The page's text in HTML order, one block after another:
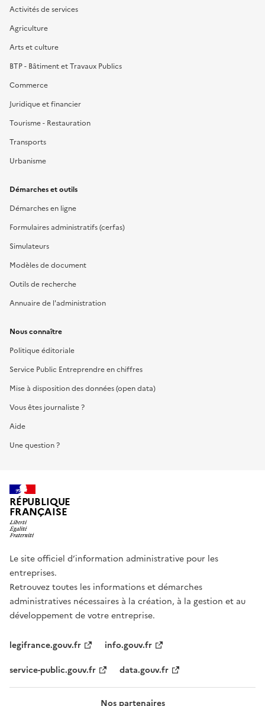
Activités de services
Agriculture
Arts et culture
BTP - Bâtiment et Travaux Publics
Commerce
Juridique et financier
Tourisme - Restauration
Transports
Urbanisme
Démarches et outils
Démarches en ligne
Formulaires administratifs (cerfas)
Simulateurs
Modèles de document
Outils de recherche
Annuaire de l'administration
Nous connaître
Politique éditoriale
Service Public Entreprendre en chiffres
Mise à disposition des données (open data)
Vous êtes journaliste ?
Aide
Une question ?
RÉPUBLIQUE
FRANÇAISE
Le site officiel d’information administrative pour les
entreprises.
Retrouvez toutes les informations et démarches
administratives nécessaires à la création, à la gestion et au
développement de votre entreprise.
legifrance.gouv.fr
info.gouv.fr
service-public.gouv.fr
data.gouv.fr